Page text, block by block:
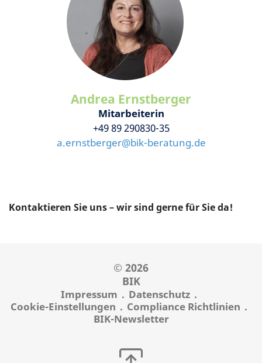
Andrea Ernstberger
Mitarbeiterin
+49 89 290830-35
a.ernstberger@bik-beratung.de
Kontaktieren Sie uns – wir sind gerne für Sie da!
© 2026
BIK
Impressum
Datenschutz
Cookie-Einstellungen
Compliance Richtlinien
BIK-Newsletter